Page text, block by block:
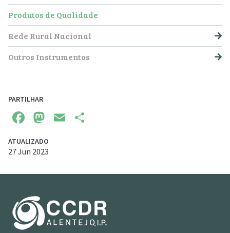
Produtos de Qualidade
Rede Rural Nacional
Outros Instrumentos
PARTILHAR
Facebook
Mastodon
Email
ATUALIZADO
27 Jun 2023